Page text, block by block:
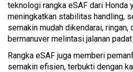
teknologi rangka eSAF dari Honda
meningkatkan stabilitas handling,
semakin mudah dikendarai, ringan,
bermanuver melintasi jalanan
Rangka eSAF juga memberi
semakin efisien, terbukti dengan